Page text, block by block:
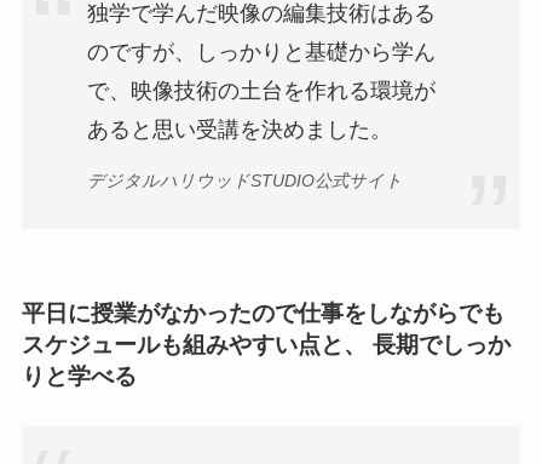
独学で学んだ映像の編集技術はある
のですが、しっかりと基礎から学ん
で、映像技術の土台を作れる環境が
あると思い受講を決めました。
デジタルハリウッドSTUDIO公式サイト
平日に授業がなかったので仕事をしながらでも
スケジュールも組みやすい点と、 長期でしっか
りと学べる